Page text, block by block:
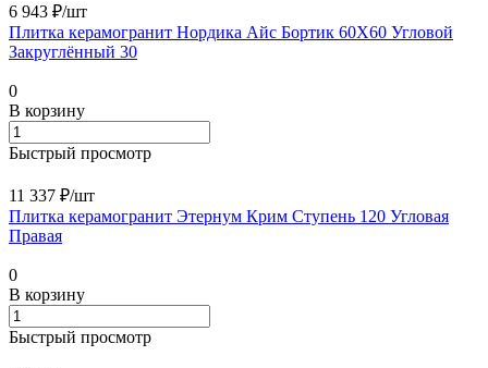
6 943 ₽/шт
Плитка керамогранит Нордика Айс Бортик 60X60 Угловой
Закруглённый 30
0
В корзину
Быстрый просмотр
11 337 ₽/шт
Плитка керамогранит Этернум Крим Ступень 120 Угловая
Правая
0
В корзину
Быстрый просмотр